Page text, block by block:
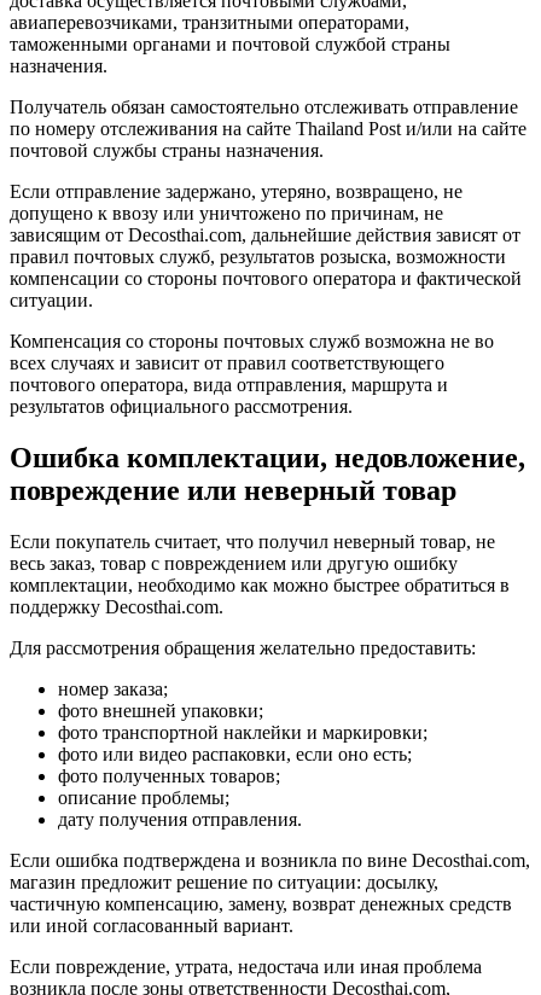
авиаперевозчиками, транзитными операторами,
таможенными органами и почтовой службой страны
назначения.
Получатель обязан самостоятельно отслеживать отправление
по номеру отслеживания на сайте Thailand Post и/или на сайте
почтовой службы страны назначения.
Если отправление задержано, утеряно, возвращено, не
допущено к ввозу или уничтожено по причинам, не
зависящим от Decosthai.com, дальнейшие действия зависят от
правил почтовых служб, результатов розыска, возможности
компенсации со стороны почтового оператора и фактической
ситуации.
Компенсация со стороны почтовых служб возможна не во
всех случаях и зависит от правил соответствующего
почтового оператора, вида отправления, маршрута и
результатов официального рассмотрения.
Ошибка комплектации, недовложение,
повреждение или неверный товар
Если покупатель считает, что получил неверный товар, не
весь заказ, товар с повреждением или другую ошибку
комплектации, необходимо как можно быстрее обратиться в
поддержку Decosthai.com.
Для рассмотрения обращения желательно предоставить:
номер заказа;
фото внешней упаковки;
фото транспортной наклейки и маркировки;
фото или видео распаковки, если оно есть;
фото полученных товаров;
описание проблемы;
дату получения отправления.
Если ошибка подтверждена и возникла по вине Decosthai.com,
магазин предложит решение по ситуации: досылку,
частичную компенсацию, замену, возврат денежных средств
или иной согласованный вариант.
Если повреждение, утрата, недостача или иная проблема
возникла после зоны ответственности Decosthai.com,